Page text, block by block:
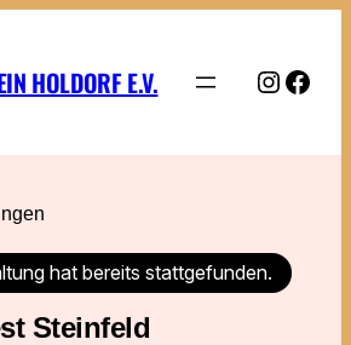
HOLDORF E.V.
hat bereits stattgefunden.
Steinfeld